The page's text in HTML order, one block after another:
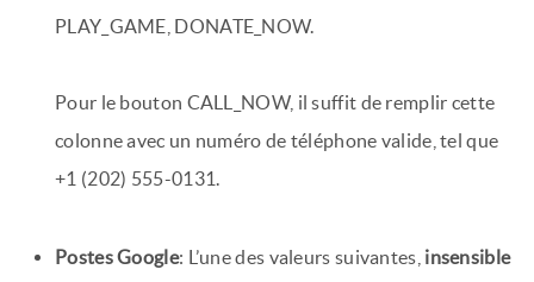
PLAY_GAME, DONATE_NOW.
Pour le bouton CALL_NOW, il suffit de remplir cette
colonne avec un numéro de téléphone valide, tel que
+1 (202) 555-0131.
Postes Google: L’une des valeurs suivantes, insensible